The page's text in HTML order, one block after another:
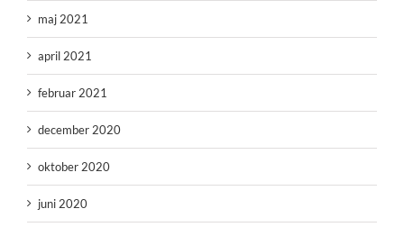
maj 2021
april 2021
februar 2021
december 2020
oktober 2020
juni 2020